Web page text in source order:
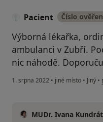
Pacient Číslo
Výborná lékařka,
ambulanci v Zubří.
nic náhodě.
1. srpna 2022 • jiné místo • Jiný •
MUDr. Ivana